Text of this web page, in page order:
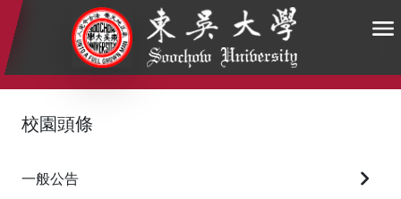
:::
校園頭條
一般公告